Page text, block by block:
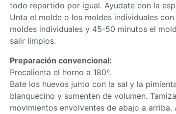
todo repartido por igual. Ayudate con la
Unta el molde o los moldes individuales
moldes individuales y 45-50 minutos el
salir limpios.
Preparación convencional:
Precalienta el horno a 180º.
Bate los huevos junto con la sal y la
blanquecino y sumenten de volumen.
movimientos envolventes de abajo a